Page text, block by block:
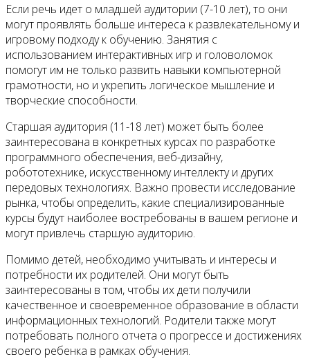
Если речь идет о младшей аудитории (7-10 лет), то они
могут проявлять больше интереса к развлекательному и
игровому подходу к обучению. Занятия с
использованием интерактивных игр и головоломок
помогут им не только развить навыки компьютерной
грамотности, но и укрепить логическое мышление и
творческие способности.
Старшая аудитория (11-18 лет) может быть более
заинтересована в конкретных курсах по разработке
программного обеспечения, веб-дизайну,
робототехнике, искусственному интеллекту и других
передовых технологиях. Важно провести исследование
рынка, чтобы определить, какие специализированные
курсы будут наиболее востребованы в вашем регионе и
могут привлечь старшую аудиторию.
Помимо детей, необходимо учитывать и интересы и
потребности их родителей. Они могут быть
заинтересованы в том, чтобы их дети получили
качественное и своевременное образование в области
информационных технологий. Родители также могут
потребовать полного отчета о прогрессе и достижениях
своего ребенка в рамках обучения.